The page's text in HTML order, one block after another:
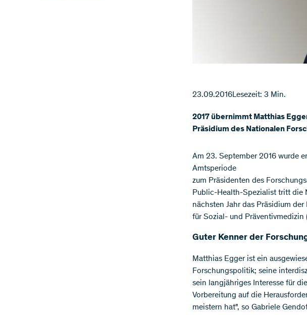
23.09.2016Lesezeit: 3 Min.
2017 übernimmt Matthias
Präsidium des Nationalen
Am 23. September 2016 wurde
Amtsperiode
zum Präsidenten des
Public-Health-Spezialist tritt die
nächsten Jahr das Präsidium
für Sozial- und Präventivmedizin
Guter Kenner der
Matthias Egger ist ein
Forschungspolitik; seine
sein langjähriges Interesse für
Vorbereitung auf die
meistern hat", so Gabriele